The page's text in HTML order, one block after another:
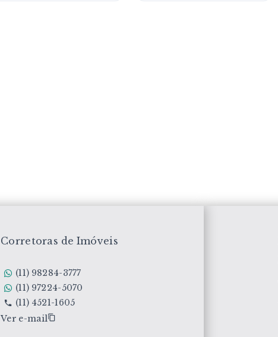
Corretoras de Imóveis
(11) 98284-3777
(11) 97224-5070
(11) 4521-1605
Ver e-mail